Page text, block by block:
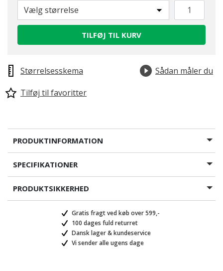
Vælg størrelse
TILFØJ TIL KURV
Størrelsesskema
Sådan måler du
Tilføj til favoritter
PRODUKTINFORMATION
SPECIFIKATIONER
PRODUKTSIKKERHED
Gratis fragt ved køb over 599,-
100 dages fuld returret
Dansk lager & kundeservice
Vi sender alle ugens dage